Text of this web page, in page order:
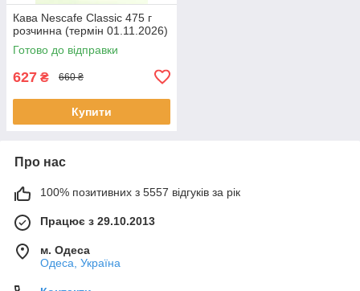
Кава Nescafe Classic 475 г
розчинна (термін 01.11.2026)
Готово до відправки
627 ₴ 660 ₴
Купити
Про нас
100% позитивних з 5557 відгуків за рік
Працює з 29.10.2013
м. Одеса
Одеса, Україна